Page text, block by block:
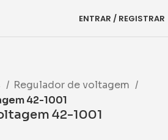
ENTRAR / REGISTRAR
Regulador de voltagem
42-1001
42-1001